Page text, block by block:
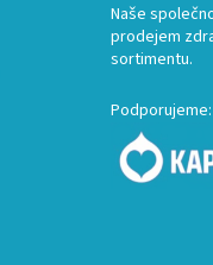
Naše
prodejem
sortimentu.
Podporujeme: